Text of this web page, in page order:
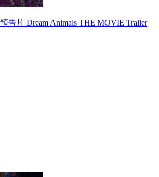
告片 Dream Animals THE MOVIE Trailer